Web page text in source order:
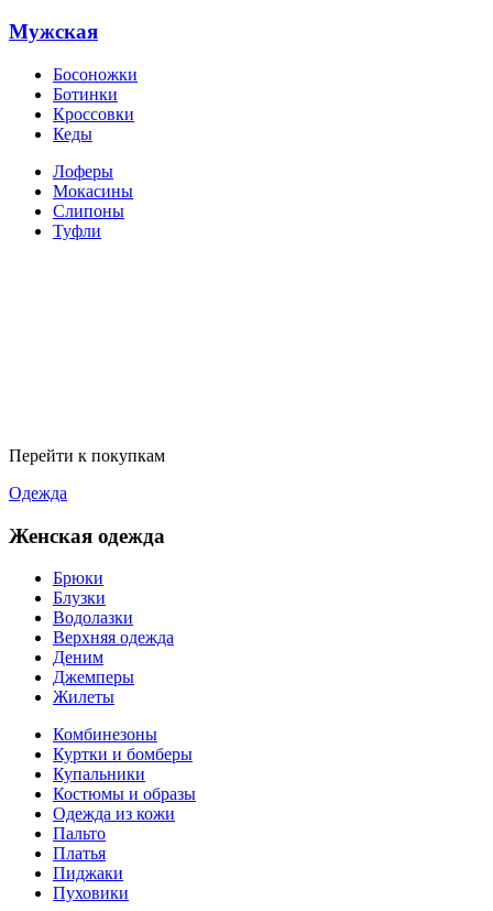
Мужская
Босоножки
Ботинки
Кроссовки
Кеды
Лоферы
Мокасины
Слипоны
Туфли
Перейти к покупкам
Одежда
Женская одежда
Брюки
Блузки
Водолазки
Верхняя одежда
Деним
Джемперы
Жилеты
Комбинезоны
Куртки и бомберы
Купальники
Костюмы и образы
Одежда из кожи
Пальто
Платья
Пиджаки
Пуховики